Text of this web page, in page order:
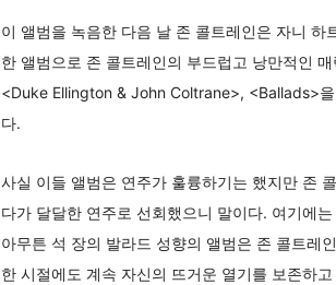
이 앨범을 녹음한 다음 날 존 콜트레인은 자니
한 앨범으로 존 콜트레인의 부드럽고 낭만적인
<Duke Ellington & John Coltrane>, <Ballads>
다.
사실 이들 앨범은 연주가 훌륭하기는 했지만 존
다가 달달한 연주로 선회했으니 말이다. 여기에
아무튼 석 장의 발라드 성향의 앨범은 존 콜트레
한 시절에도 계속 자신의 뜨거운 열기를 보존하